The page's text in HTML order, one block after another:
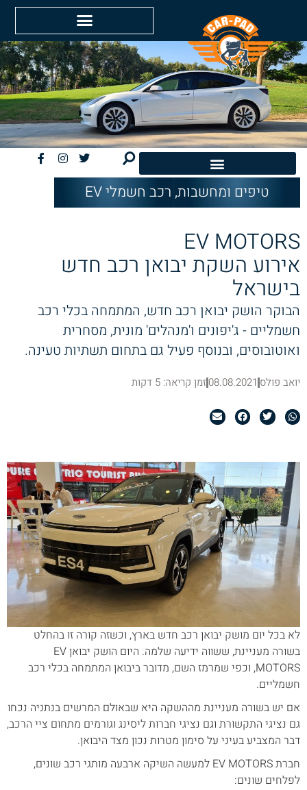
טיפים ומחשבות,רכב חשמלי EV
EV MOTORS
אירוע השקת יבואן רכב חדש
בישראל
הבוקר הושק יבואן רכב חדש, המתמחה בכלי רכב
חשמליים - ג'יפונים ו'מנהלים' מונית, מסחרית
ואוטובוסים, ובנוסף פעיל גם בתחום תשתיות טעינה.
יואב פולס 08.08.2021זמן קריאה: 5 דקות
לא בכל יום מושק יבואן רכב חדש בארץ, וכשזה קורה זו בהחלט
בשורה מעניינת, ששווה ידיעה שלמה. היום הושק יבואן EV
MOTORS, וכפי שמרמז השם, מדובר ביבואן המתמחה בכלי רכב
חשמליים.
אם יש בשורה מעניינת מההשקה היא שבאולם המרשים בנתניה נכחו
גם נציגי התקשורת וגם נציגי חברות ליסינג וגורמים מתחום ציי הרכב,
דבר המצביע בעיני על סימון מטרות נכון מצד היבואן.
חברת EV MOTORS למעשה השיקה ארבעה מותגי רכב שונים,
לפלחים שונים: